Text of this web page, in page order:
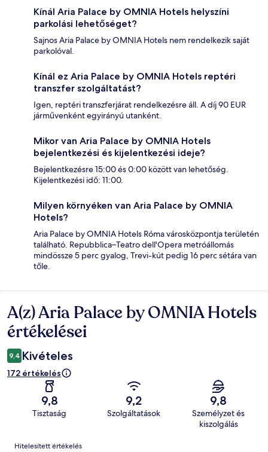
Kínál Aria Palace by OMNIA Hotels helyszíni
parkolási lehetőséget?
Sajnos Aria Palace by OMNIA Hotels nem rendelkezik saját
parkolóval.
Kínál ez Aria Palace by OMNIA Hotels reptéri
transzfer szolgáltatást?
Igen, reptéri transzferjárat rendelkezésre áll. A díj 90 EUR
járművenként egyirányú utanként.
Mikor van Aria Palace by OMNIA Hotels
bejelentkezési és kijelentkezési ideje?
Bejelentkezésre 15:00 és 0:00 között van lehetőség.
Kijelentkezési idő: 11:00.
Milyen környéken van Aria Palace by OMNIA
Hotels?
Aria Palace by OMNIA Hotels Róma városközpontja területén
található. Repubblica–Teatro dell'Opera metróállomás
mindössze 5 perc gyalog, Trevi-kút pedig 16 perc sétára van
tőle.
Értékelések
A(z) Aria Palace by OMNIA Hotels
értékelései
9,4 Kivételes
172 értékelés
9,8
Tisztaság
9,2
Szolgáltatások
9,8
Személyzet és
kiszolgálás
Értékelések
Hitelesített értékelés